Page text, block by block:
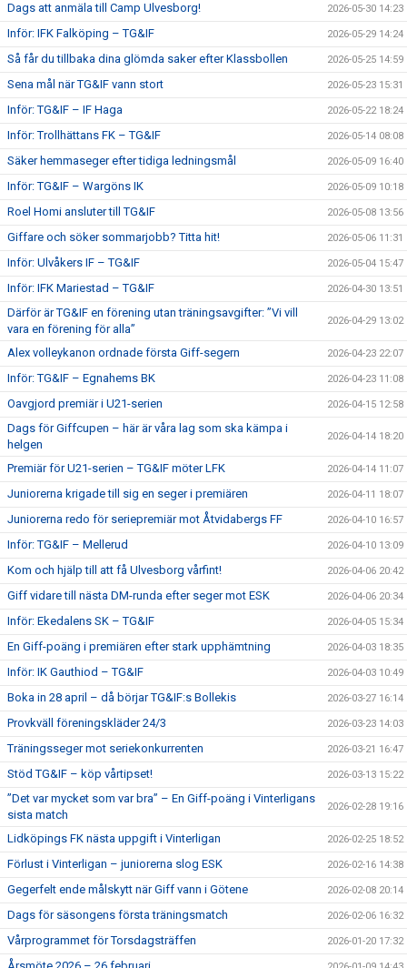
Dags att anmäla till Camp Ulvesborg! 2026-05-30 14:23
Inför: IFK Falköping – TG&IF 2026-05-29 14:24
Så får du tillbaka dina glömda saker efter Klassbollen 2026-05-25 14:59
Sena mål när TG&IF vann stort 2026-05-23 15:31
Inför: TG&IF – IF Haga 2026-05-22 18:24
Inför: Trollhättans FK – TG&IF 2026-05-14 08:08
Säker hemmaseger efter tidiga ledningsmål 2026-05-09 16:40
Inför: TG&IF – Wargöns IK 2026-05-09 10:18
Roel Homi ansluter till TG&IF 2026-05-08 13:56
Giffare och söker sommarjobb? Titta hit! 2026-05-06 11:31
Inför: Ulvåkers IF – TG&IF 2026-05-04 15:47
Inför: IFK Mariestad – TG&IF 2026-04-30 13:51
Därför är TG&IF en förening utan träningsavgifter: ”Vi vill
vara en förening för alla”
2026-04-29 13:02
Alex volleykanon ordnade första Giff-segern 2026-04-23 22:07
Inför: TG&IF – Egnahems BK 2026-04-23 11:08
Oavgjord premiär i U21-serien 2026-04-15 12:58
Dags för Giffcupen – här är våra lag som ska kämpa i
helgen
2026-04-14 18:20
Premiär för U21-serien – TG&IF möter LFK 2026-04-14 11:07
Juniorerna krigade till sig en seger i premiären 2026-04-11 18:07
Juniorerna redo för seriepremiär mot Åtvidabergs FF 2026-04-10 16:57
Inför: TG&IF – Mellerud 2026-04-10 13:09
Kom och hjälp till att få Ulvesborg vårfint! 2026-04-06 20:42
Giff vidare till nästa DM-runda efter seger mot ESK 2026-04-06 20:34
Inför: Ekedalens SK – TG&IF 2026-04-05 15:34
En Giff-poäng i premiären efter stark upphämtning 2026-04-03 18:35
Inför: IK Gauthiod – TG&IF 2026-04-03 10:49
Boka in 28 april – då börjar TG&IF:s Bollekis 2026-03-27 16:14
Provkväll föreningskläder 24/3 2026-03-23 14:03
Träningsseger mot seriekonkurrenten 2026-03-21 16:47
Stöd TG&IF – köp vårtipset! 2026-03-13 15:22
”Det var mycket som var bra” – En Giff-poäng i Vinterligans
sista match
2026-02-28 19:16
Lidköpings FK nästa uppgift i Vinterligan 2026-02-25 18:52
Förlust i Vinterligan – juniorerna slog ESK 2026-02-16 14:38
Gegerfelt ende målskytt när Giff vann i Götene 2026-02-08 20:14
Dags för säsongens första träningsmatch 2026-02-06 16:32
Vårprogrammet för Torsdagsträffen 2026-01-20 17:32